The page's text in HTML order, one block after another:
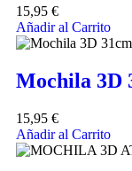
15,95 €
Añadir al Carrito
Mochila 3D
15,95 €
Añadir al Carrito